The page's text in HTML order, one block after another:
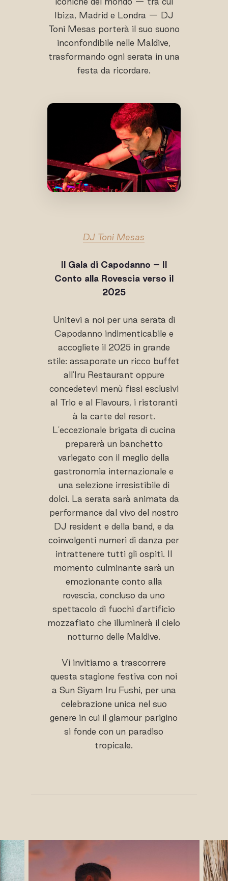
Ibiza, Madrid e Londra — DJ
Toni Mesas porterà il suo suono
inconfondibile nelle Maldive,
trasformando ogni serata in una
festa da ricordare.
DJ Toni Mesas
Il Gala di Capodanno – Il
Conto alla Rovescia verso il
2025
Unitevi a noi per una serata di
Capodanno indimenticabile e
accogliete il 2025 in grande
stile: assaporate un ricco buffet
all'Iru Restaurant oppure
concedetevi menù fissi esclusivi
al Trio e al Flavours, i ristoranti
à la carte del resort.
L'eccezionale brigata di cucina
preparerà un banchetto
variegato con il meglio della
gastronomia internazionale e
una selezione irresistibile di
dolci. La serata sarà animata da
performance dal vivo del nostro
DJ resident e della band, e da
coinvolgenti numeri di danza per
intrattenere tutti gli ospiti. Il
momento culminante sarà un
emozionante conto alla
rovescia, concluso da uno
spettacolo di fuochi d'artificio
mozzafiato che illuminerà il cielo
notturno delle Maldive.
Vi invitiamo a trascorrere
questa stagione festiva con noi
a Sun Siyam Iru Fushi, per una
celebrazione unica nel suo
genere in cui il glamour parigino
si fonde con un paradiso
tropicale.